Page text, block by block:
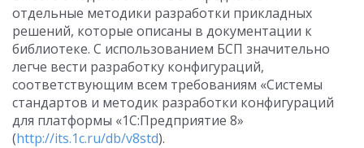
отдельные методики разработки прикладных
решений, которые описаны в документации к
библиотеке. С использованием БСП значительно
легче вести разработку конфигураций,
соответствующим всем требованиям «Системы
стандартов и методик разработки конфигураций
для платформы «1С:Предприятие 8»
(http://its.1c.ru/db/v8std).